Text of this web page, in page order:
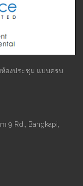
องประชุม แบบครบ
9 Rd., Bangkapi,